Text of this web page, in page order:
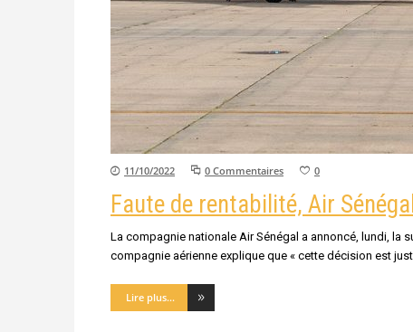
11/10/2022 0 Commentaires 0
Faute de rentabilité, Air
La compagnie nationale Air Sénégal a annoncé, lundi, la
compagnie aérienne explique que « cette décision est
Lire plus...